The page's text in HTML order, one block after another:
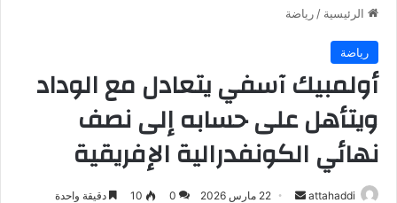
الرئيسية / رياضة
رياضة
أولمبيك آسفي يتعادل مع الوداد
ويتأهل على حسابه إلى نصف
نهائي الكونفدرالية الإفريقية
attahaddi 22 مارس 2026 0
10 دقيقة واحدة